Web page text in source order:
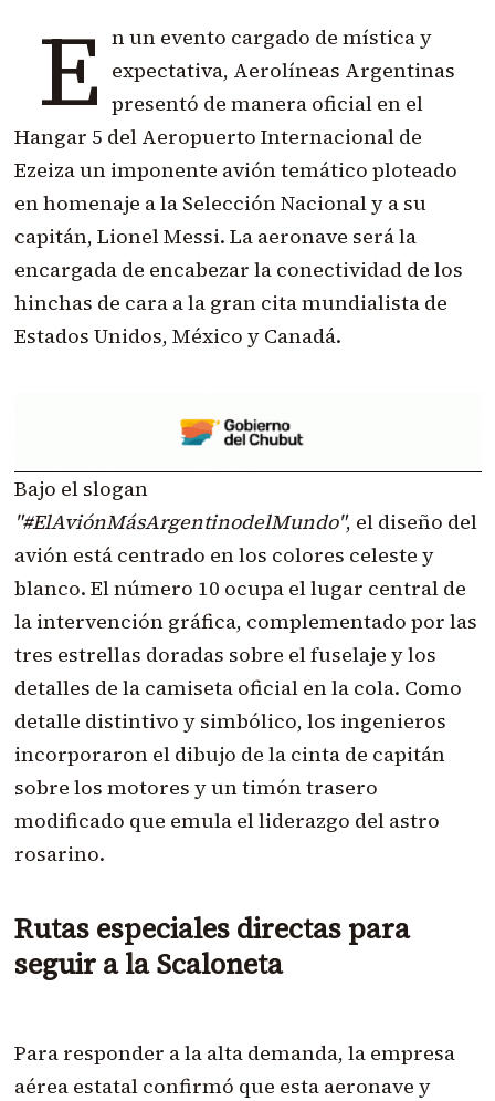
E n un evento cargado de mística y
expectativa, Aerolíneas Argentinas
presentó de manera oficial en el
Hangar 5 del Aeropuerto Internacional de
Ezeiza un imponente avión temático ploteado
en homenaje a la Selección Nacional y a su
capitán, Lionel Messi. La aeronave será la
encargada de encabezar la conectividad de los
hinchas de cara a la gran cita mundialista de
Estados Unidos, México y Canadá.
Bajo el slogan
"#ElAviónMásArgentinodelMundo", el diseño del
avión está centrado en los colores celeste y
blanco. El número 10 ocupa el lugar central de
la intervención gráfica, complementado por las
tres estrellas doradas sobre el fuselaje y los
detalles de la camiseta oficial en la cola. Como
detalle distintivo y simbólico, los ingenieros
incorporaron el dibujo de la cinta de capitán
sobre los motores y un timón trasero
modificado que emula el liderazgo del astro
rosarino.
Rutas especiales directas para
seguir a la Scaloneta
Para responder a la alta demanda, la empresa
aérea estatal confirmó que esta aeronave y